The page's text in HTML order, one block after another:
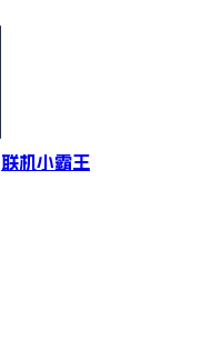
联机小霸王